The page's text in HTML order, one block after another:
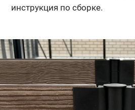
инструкция по сборке.